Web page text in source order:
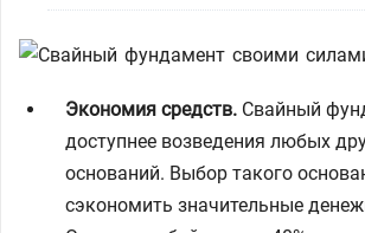
Экономия средств. Свайный
доступнее возведения любых
оснований. Выбор такого
сэкономить значительные